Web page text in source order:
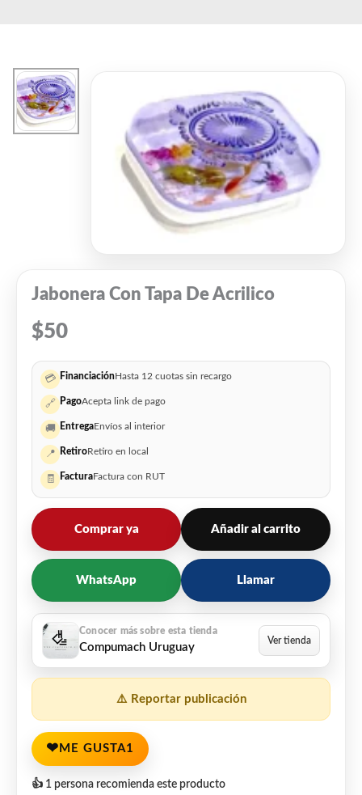
Jabonera Con Tapa De Acrilico
$50
💳 FinanciaciónHasta 12 cuotas sin recargo
🔗 PagoAcepta link de pago
🚚 EntregaEnvíos al interior
📍 RetiroRetiro en local
🧾 FacturaFactura con RUT
Comprar ya Añadir al carrito
WhatsApp Llamar
Compumach Uruguay
⚠️ Reportar publicación
❤ ME GUSTA1
👍 1 persona recomienda este producto
$315.
es:
$210.